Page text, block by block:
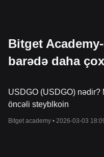
Bitget
barədə daha
USDGO (USDGO)
öncəli steyblkoin
Bitget academy • 2026-03-03